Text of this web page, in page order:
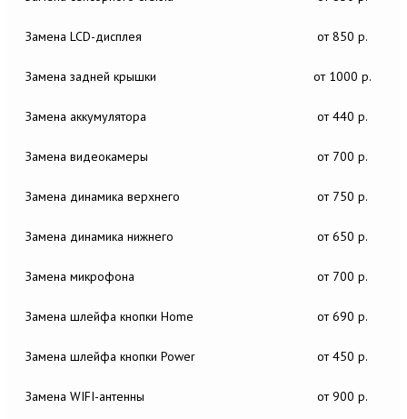
Замена LCD-дисплея от 850 р.
Замена задней крышки от 1000 р.
Замена аккумулятора от 440 р.
Замена видеокамеры от 700 р.
Замена динамика верхнего от 750 р.
Замена динамика нижнего от 650 р.
Замена микрофона от 700 р.
Замена шлейфа кнопки Home от 690 р.
Замена шлейфа кнопки Power от 450 р.
Замена WIFI-антенны от 900 р.